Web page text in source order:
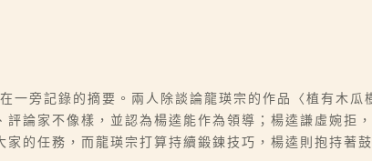
一旁記錄的摘要。兩人除談論龍瑛宗的作品〈植有木
論家不像樣，並認為楊逵能作為領導；楊逵謙虛婉拒
的任務，而龍瑛宗打算持續鍛鍊技巧，楊逵則抱持著